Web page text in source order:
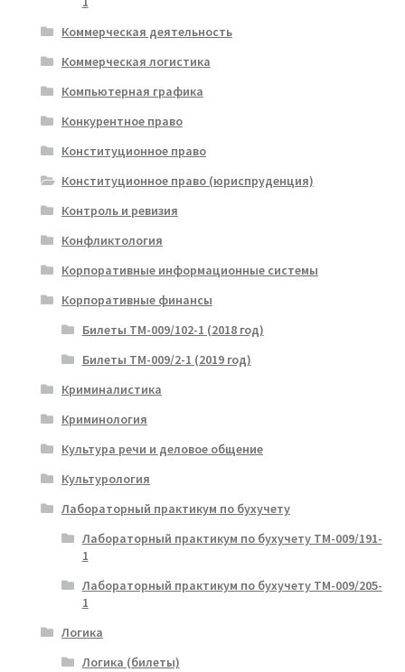
Коммерческая деятельность
Коммерческая логистика
Компьютерная графика
Конкурентное право
Конституционное право
Конституционное право (юриспруденция)
Контроль и ревизия
Конфликтология
Корпоративные информационные системы
Корпоративные финансы
Билеты ТМ-009/102-1 (2018 год)
Билеты ТМ-009/2-1 (2019 год)
Криминалистика
Криминология
Культура речи и деловое общение
Культурология
Лабораторный практикум по бухучету
Лабораторный практикум по бухучету ТМ-009/191-
1
Лабораторный практикум по бухучету ТМ-009/205-
1
Логика
Логика (билеты)